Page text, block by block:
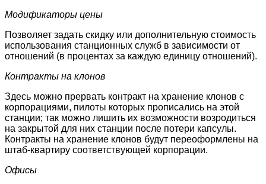
Модификаторы цены
Позволяет задать скидку или дополнительную стоимость
использования станционных служб в зависимости от
отношений (в процентах за каждую единицу отношений).
Контракты на клонов
Здесь можно прервать контракт на хранение клонов с
корпорациями, пилоты которых прописались на этой
станции; так можно лишить их возможности возродиться
на закрытой для них станции после потери капсулы.
Контракты на хранение клонов будут переоформлены на
штаб-квартиру соответствующей корпорации.
Офисы